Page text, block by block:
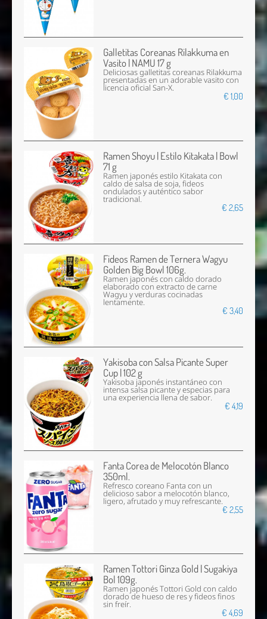
Galletitas Coreanas Rilakkuma en
Vasito | NAMU 17 g
Deliciosas galletitas coreanas Rilakkuma
presentadas en un adorable vasito con
licencia oficial San-X.
€ 1,00
Ramen Shoyu | Estilo Kitakata | Bowl
71 g
Ramen japonés estilo Kitakata con
caldo de salsa de soja, fideos
ondulados y auténtico sabor
tradicional.
€ 2,65
Fideos Ramen de Ternera Wagyu
Golden Big Bowl 106g.
Ramen japonés con caldo dorado
elaborado con extracto de carne
Wagyu y verduras cocinadas
lentamente.
€ 3,40
Yakisoba con Salsa Picante Super
Cup | 102 g
Yakisoba japonés instantáneo con
intensa salsa picante y especias para
una experiencia llena de sabor.
€ 4,19
Fanta Corea de Melocotón Blanco
350ml.
Refresco coreano Fanta con un
delicioso sabor a melocotón blanco,
ligero, afrutado y muy refrescante.
€ 2,55
Ramen Tottori Ginza Gold | Sugakiya
Bol 109g.
Ramen japonés Tottori Gold con caldo
dorado de hueso de res y fideos finos
sin freír.
€ 4,69